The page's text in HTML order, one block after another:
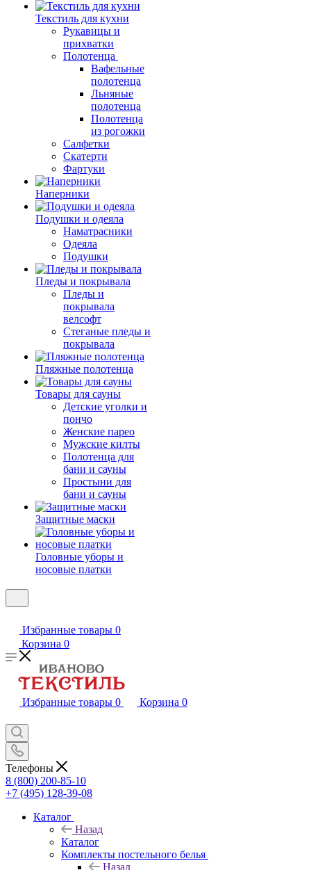
Текстиль для кухни
Рукавицы и
прихватки
Полотенца
Вафельные
полотенца
Льняные
полотенца
Полотенца
из рогожки
Салфетки
Скатерти
Фартуки
Наперники
Подушки и одеяла
Наматрасники
Одеяла
Подушки
Пледы и покрывала
Пледы и
покрывала
велсофт
Стеганые пледы и
покрывала
Пляжные полотенца
Товары для сауны
Детские уголки и
пончо
Женские парео
Мужские килты
Полотенца для
бани и сауны
Простыни для
бани и сауны
Защитные маски
Головные уборы и
носовые платки
Избранные товары 0
Корзина 0
Избранные товары 0 Корзина 0
Телефоны
8 (800) 200-85-10
+7 (495) 128-39-08
Каталог
Назад
Каталог
Комплекты постельного белья
Назад